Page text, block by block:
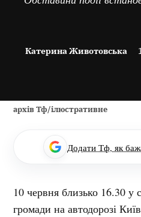
Катерина Животовська
архів Тф/ілюстративне
Додати Тф, як
10 червня близько 16.30 у
громади на автодорозі